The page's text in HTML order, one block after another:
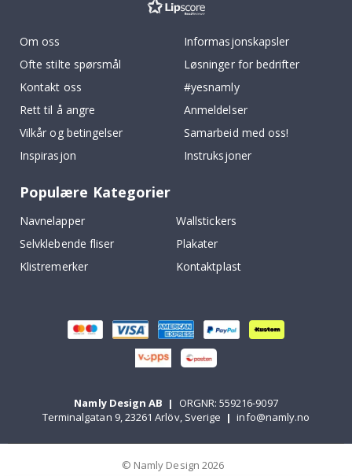
Om oss
Ofte stilte spørsmål
Kontakt oss
Rett til å angre
Vilkår og betingelser
Inspirasjon
Informasjonskapsler
Løsninger for bedrifter
#yesnamly
Anmeldelser
Samarbeid med oss!
Instruksjoner
Populære Kategorier
Navnelapper
Wallstickers
Selvklebende fliser
Plakater
Klistremerker
Kontaktplast
Namly Design AB |
ORGNR: 559216-9097
Terminalgatan 9, 23261 Arlöv, Sverige | info@namly.no
© Namly Design 2026